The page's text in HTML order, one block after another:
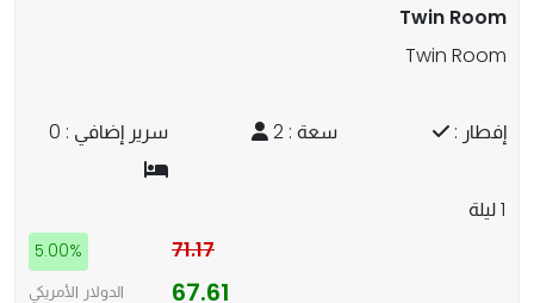
Twin Room
Twin Room
إفطار : سعة : 2 سرير إضافي : 0
1 ليلة
5.00% 71.17
الدولار الأمريكي 67.61